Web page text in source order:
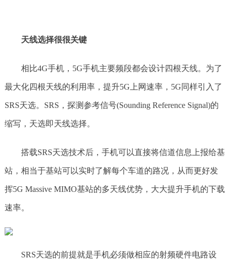
天线选择很很关键
相比4G手机，5G手机主要频段都会设计四根天线。为了
最大化四根天线的利用率，提升5G上网速率，5G同样引入了
SRS天选。SRS，探测参考信号(Sounding Reference Signal)的
缩写，天选即天线选择。
搭载SRS天选技术后，手机可以直接将信道信息上报给基
站，相当于基站可以实时了解每个车道的路况，从而更好发
挥5G Massive MIMO基站的多天线优势，大大提升手机的下载
速率。
SRS天选的前提就是手机必须做相应的射频硬件电路设